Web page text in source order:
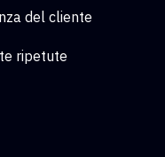
del cliente
ripetute